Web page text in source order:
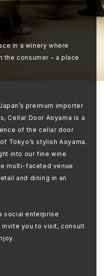
in a winery where
consumer – a place
premium importer
Cellar Door Aoyama is a
of the cellar door
Tokyo’s stylish Aoyama.
into our fine wine
multi-faceted venue
and dining in an
social enterprise
you to visit, consult